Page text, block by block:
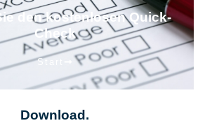
den kostenlosen Quick-
Check
Start
Download.